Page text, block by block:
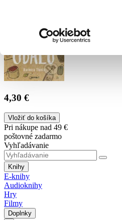
4,30 €
Vložiť do košíka
Pri nákupe nad 49 €
poštovné zadarmo
Vyhľadávanie
Knihy
E-knihy
Audioknihy
Hry
Filmy
Doplnky